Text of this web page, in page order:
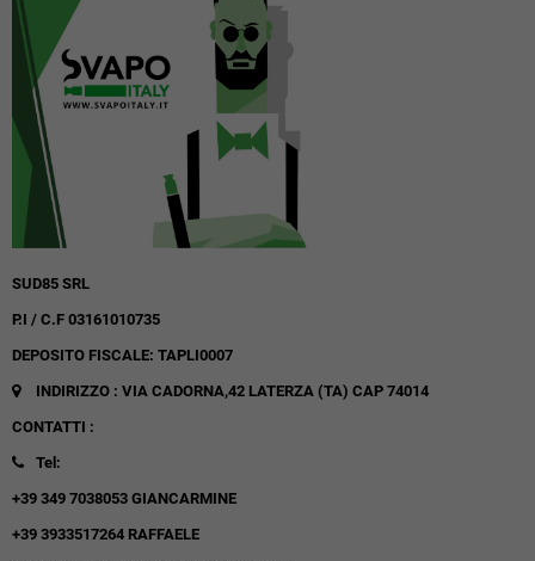
SUD85 SRL
P.I / C.F 03161010735
DEPOSITO FISCALE: TAPLI0007
INDIRIZZO : VIA CADORNA,42 LATERZA (TA) CAP 74014
CONTATTI :
Tel:
+39 349 7038053 GIANCARMINE
+39 3933517264 RAFFAELE